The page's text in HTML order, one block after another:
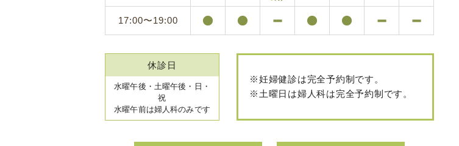
17:00〜19:00
休診日
水曜午後・土曜午後・日・
祝
水曜午前は婦人科のみです
※妊婦健診は完全予約制です。
※土曜日は婦人科は完全予約制です。